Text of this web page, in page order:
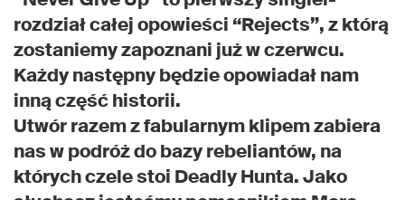
rozdział całej opowieści “Rejects”, z którą
zostaniemy zapoznani już w czerwcu.
Każdy następny będzie opowiadał nam
inną część historii.
Utwór razem z fabularnym klipem zabiera
nas w podróż do bazy rebeliantów, na
których czele stoi Deadly Hunta. Jako